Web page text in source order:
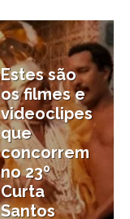
Estes são
os filmes e
videoclipes
que
concorrem
no 23º
Curta
Santos